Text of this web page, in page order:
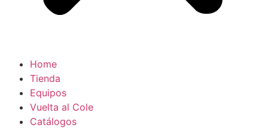
Home
Tienda
Equipos
Vuelta al Cole
Catálogos